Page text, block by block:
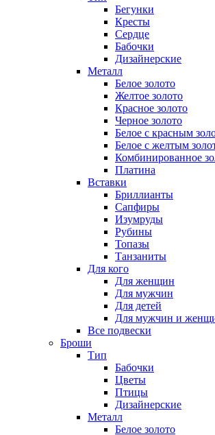
Бегунки
Кресты
Сердце
Бабочки
Дизайнерские
Металл
Белое золото
Желтое золото
Красное золото
Черное золото
Белое с красным
Белое с желтым
Комбинированное
Платина
Вставки
Бриллианты
Сапфиры
Изумруды
Рубины
Топазы
Танзаниты
Для кого
Для женщин
Для мужчин
Для детей
Для мужчин и
Все подвески
Броши
Тип
Бабочки
Цветы
Птицы
Дизайнерские
Металл
Белое золото